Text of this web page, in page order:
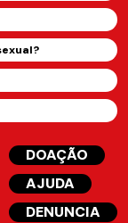
DOAÇÃO
AJUDA
DENUNCIA